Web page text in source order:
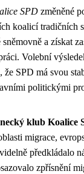
SPD změněné
koalicí tradičních
a získat
Volební
že SPD má svou
politickými
klub Koalice
migrace,
předkládalo
zpřísnění